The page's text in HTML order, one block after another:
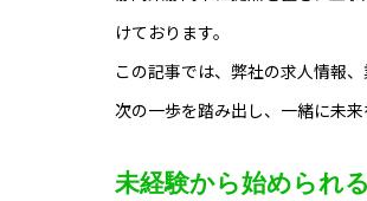
けております。
この記事では、弊社の求人情報
次の一歩を踏み出し、一緒に未
未経験から始められ